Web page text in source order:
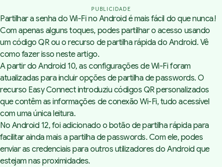
PUBLICIDADE
Partilhar a senha do Wi-Fi no Android é mais fácil do que nunca!
Com apenas alguns toques, podes partilhar o acesso usando
um código QR ou o recurso de partilha rápida do Android. Vê
como fazer isso neste artigo.
A partir do Android 10, as configurações de Wi-Fi foram
atualizadas para incluir opções de partilha de passwords. O
recurso Easy Connect introduziu códigos QR personalizados
que contêm as informações de conexão Wi-Fi, tudo acessível
com uma única leitura.
No Android 12, foi adicionado o botão de partilha rápida para
facilitar ainda mais a partilha de passwords. Com ele, podes
enviar as credenciais para outros utilizadores do Android que
estejam nas proximidades.